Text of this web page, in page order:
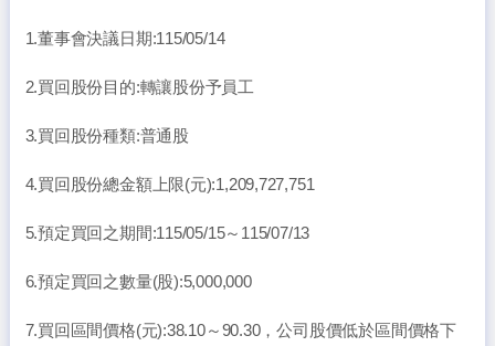
1.董事會決議日期:115/05/14
2.買回股份目的:轉讓股份予員工
3.買回股份種類:普通股
4.買回股份總金額上限(元):1,209,727,751
5.預定買回之期間:115/05/15～115/07/13
6.預定買回之數量(股):5,000,000
7.買回區間價格(元):38.10～90.30，公司股價低於區間價格下